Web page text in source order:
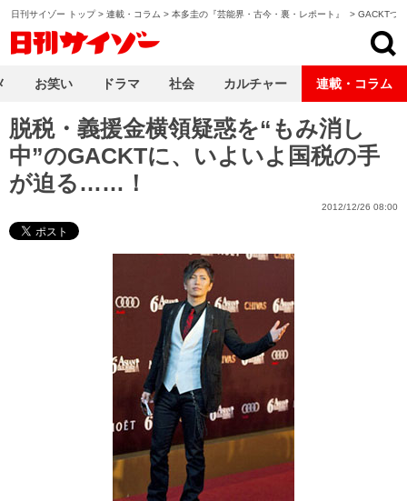
日刊サイゾー トップ> 連載・コラム > 本多圭の『芸能界・古今・裏・レポート』 > GACKTつ
脱税・義援金横領疑惑を“もみ消し
中”のGACKTに、いよいよ国税の手
が迫る……！
2012/12/26 08:00
お笑い ドラマ 社会 カルチャー 連載・コラム